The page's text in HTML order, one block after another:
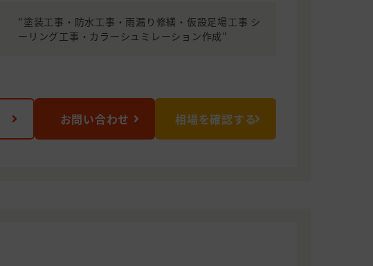
"塗装工事・防水工事・雨漏り修繕・仮設足場工事 シ
ーリング工事・カラーシュミレーション作成"
お問い合わせ 相場を確認する